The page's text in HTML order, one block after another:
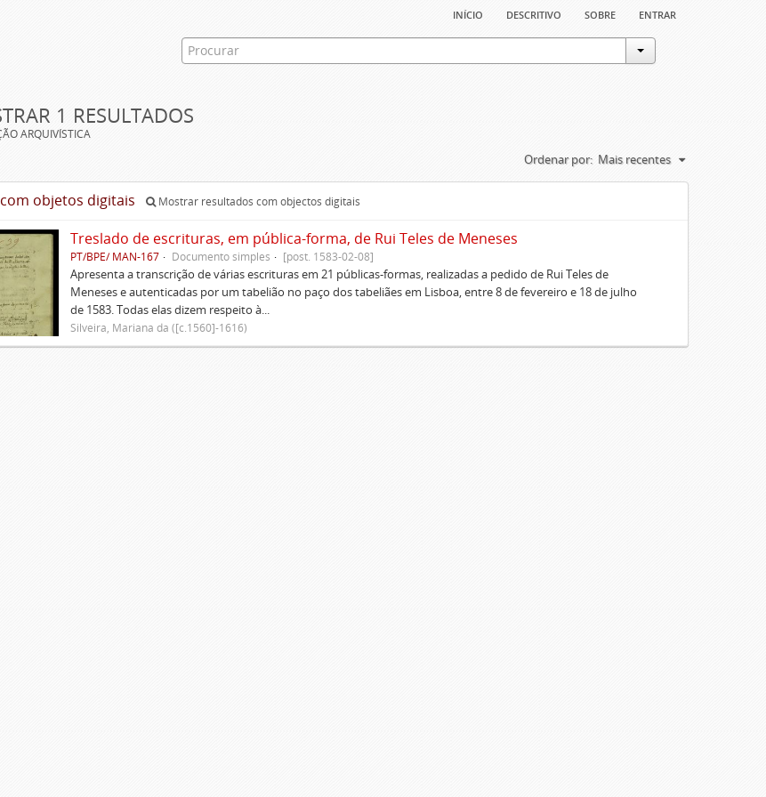
início descritivo sobre entrar
1 RESULTADOS
ARQUIVÍSTICA
Ordenar por: Mais recentes
objetos digitais Mostrar resultados com objectos digitais
Treslado de escrituras, em pública-forma, de Rui Teles de Meneses
PT/BPE/ MAN-167 Documento simples [post. 1583-02-08]
Apresenta a transcrição de várias escrituras em 21 públicas-formas, realizadas a pedido de Rui Teles de
Meneses e autenticadas por um tabelião no paço dos tabeliães em Lisboa, entre 8 de fevereiro e 18 de julho
de 1583. Todas elas dizem respeito à...
Silveira, Mariana da ([c.1560]-1616)